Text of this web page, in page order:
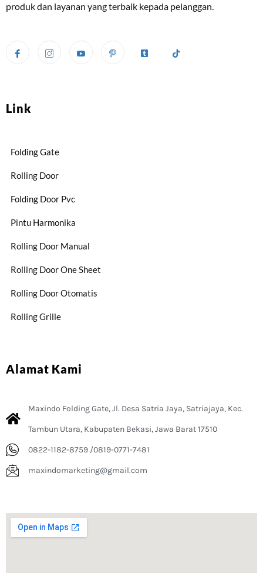
produk dan layanan yang terbaik kepada pelanggan.
Link
Folding Gate
Rolling Door
Folding Door Pvc
Pintu Harmonika
Rolling Door Manual
Rolling Door One Sheet
Rolling Door Otomatis
Rolling Grille
Alamat Kami
Maxindo Folding Gate, Jl. Desa Satria Jaya, Satriajaya, Kec.
Tambun Utara, Kabupaten Bekasi, Jawa Barat 17510
0822-1182-8759 /0819-0771-7481
maxindomarketing@gmail.com